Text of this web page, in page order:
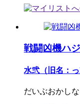
戦闘凶機ハ
水弐（旧名：
だいぶおかし